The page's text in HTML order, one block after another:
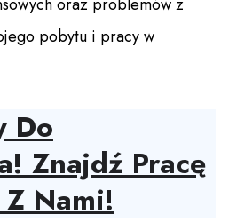
oraz problemów z
pobytu i pracy w
Do
Znajdź Pracę
Nami!